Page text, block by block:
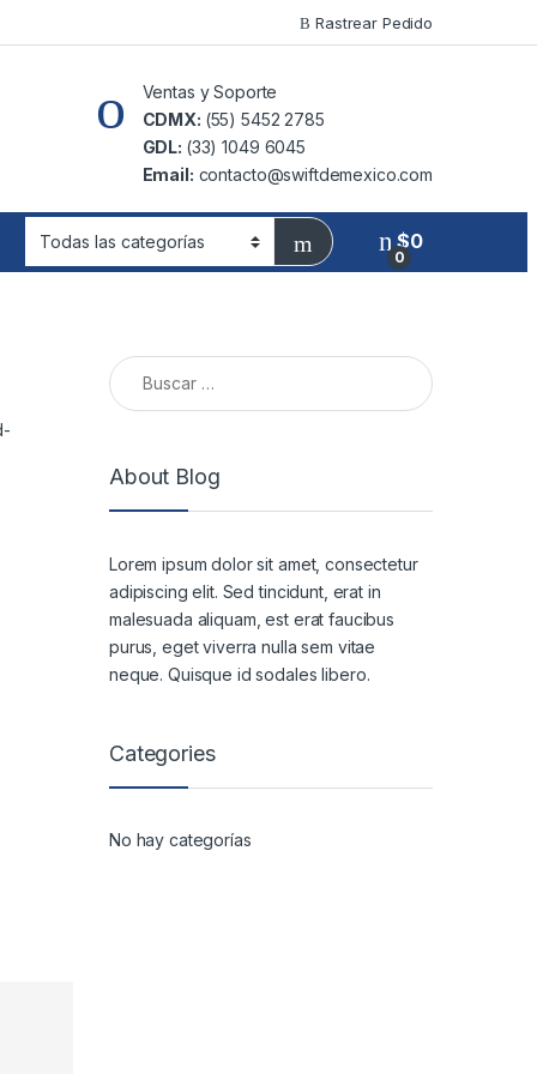
Rastrear Pedido
Ventas y Soporte
CDMX: (55) 5452 2785
GDL: (33) 1049 6045
Email: contacto@swiftdemexico.com
0
$0
Buscar:
About Blog
Lorem ipsum dolor sit amet, consectetur
adipiscing elit. Sed tincidunt, erat in
malesuada aliquam, est erat faucibus
purus, eget viverra nulla sem vitae
neque. Quisque id sodales libero.
Categories
No hay categorías